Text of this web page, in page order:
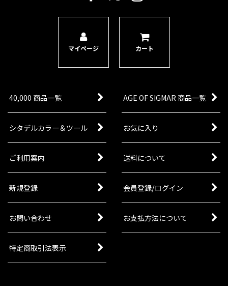
マイページ カート
40,000 商品一覧 AGE OF SIGMAR 商品一覧
シタデルカラー＆ツール お気に入り
ご利用案内 送料について
新規登録 会員登録/ログイン
お問い合わせ お支払方法について
特定商取引法表示